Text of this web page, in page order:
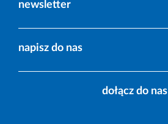
newsletter
napisz do nas
dołącz do nas